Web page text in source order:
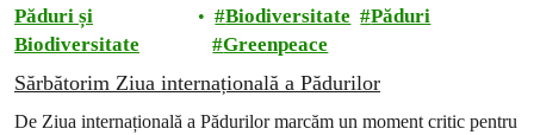
Păduri și
Biodiversitate
Biodiversitate
Păduri
Greenpeace
Sărbătorim Ziua internațională a Pădurilor
De Ziua internațională a Pădurilor marcăm un moment critic pentru